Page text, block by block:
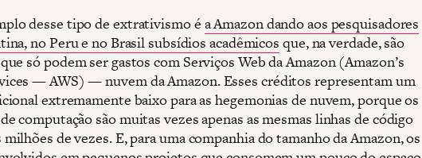
desse tipo de extrativismo é a Amazon dando aos pesquisadores
no Peru e no Brasil subsídios acadêmicos que, na verdade, são
só podem ser gastos com Serviços Web da Amazon (Amazon’s
— AWS) — nuvem da Amazon. Esses créditos representam um
extremamente baixo para as hegemonias de nuvem, porque os
computação são muitas vezes apenas as mesmas linhas de código
de vezes. E, para uma companhia do tamanho da Amazon, os